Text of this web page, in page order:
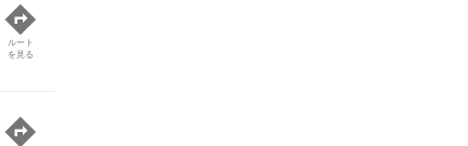
ルート
を見る